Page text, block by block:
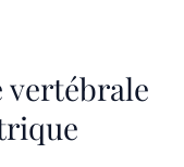
vertébrale